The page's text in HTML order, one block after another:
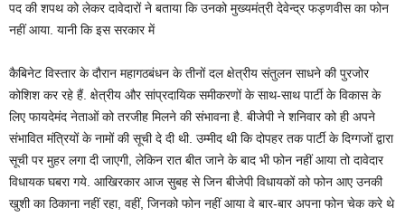
पद की शपथ को लेकर दावेदारों ने बताया कि उनको मुख्यमंत्री देवेन्द्र फड़णवीस का फोन
नहीं आया. यानी कि इस सरकार में
कैबिनेट विस्तार के दौरान महागठबंधन के तीनों दल क्षेत्रीय संतुलन साधने की पुरजोर
कोशिश कर रहे हैं. क्षेत्रीय और सांप्रदायिक समीकरणों के साथ-साथ पार्टी के विकास के
लिए फायदेमंद नेताओं को तरजीह मिलने की संभावना है. बीजेपी ने शनिवार को ही अपने
संभावित मंत्रियों के नामों की सूची दे दी थी. उम्मीद थी कि दोपहर तक पार्टी के दिग्गजों द्वारा
सूची पर मुहर लगा दी जाएगी, लेकिन रात बीत जाने के बाद भी फोन नहीं आया तो दावेदार
विधायक घबरा गये. आखिरकार आज सुबह से जिन बीजेपी विधायकों को फोन आए उनकी
खुशी का ठिकाना नहीं रहा, वहीं, जिनको फोन नहीं आया वे बार-बार अपना फोन चेक करे थे